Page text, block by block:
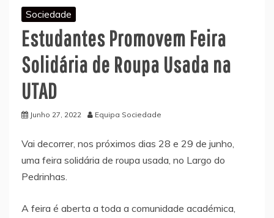
Sociedade
Estudantes Promovem Feira
Solidária de Roupa Usada na
UTAD
Junho 27, 2022 Equipa Sociedade
Vai decorrer, nos próximos dias 28 e 29 de junho,
uma feira solidária de roupa usada, no Largo do
Pedrinhas.
A feira é aberta a toda a comunidade académica,